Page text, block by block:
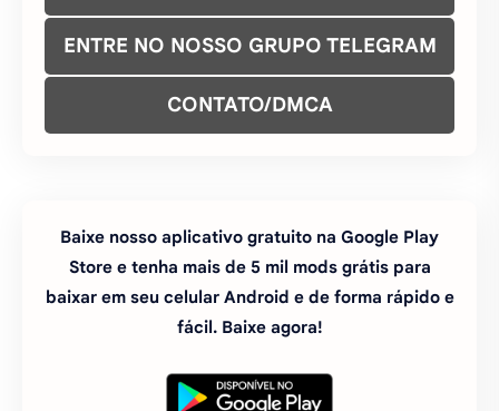
ENTRE NO NOSSO GRUPO TELEGRAM
CONTATO/DMCA
Baixe nosso aplicativo gratuito na Google Play
Store e tenha mais de 5 mil mods grátis para
baixar em seu celular Android e de forma rápido e
fácil. Baixe agora!